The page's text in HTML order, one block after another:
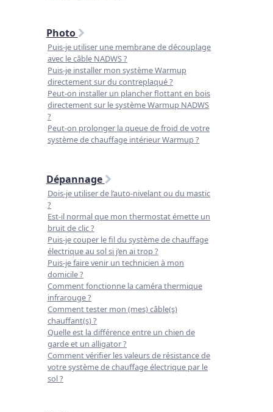
Photo
Puis-je utiliser une membrane de découplage
avec le câble NADWS ?
Puis-je installer mon système Warmup
directement sur du contreplaqué ?
Peut-on installer un plancher flottant en bois
directement sur le système Warmup NADWS
?
Peut-on prolonger la queue de froid de votre
système de chauffage intérieur Warmup ?
Dépannage
Dois-je utiliser de l’auto-nivelant ou du mastic
?
Est-il normal que mon thermostat émette un
bruit de clic ?
Puis-je couper le fil du système de chauffage
électrique au sol si j’en ai trop ?
Puis-je faire venir un technicien à mon
domicile ?
Comment fonctionne la caméra thermique
infrarouge ?
Comment tester mon (mes) câble(s)
chauffant(s) ?
Quelle est la différence entre un chien de
garde et un alligator ?
Comment vérifier les valeurs de résistance de
votre système de chauffage électrique par le
sol ?